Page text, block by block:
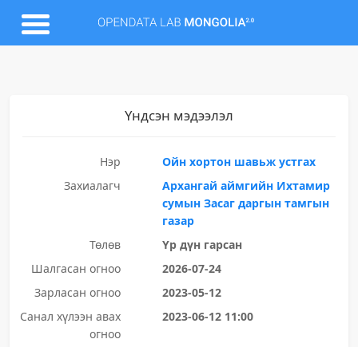
Үндсэн мэдээлэл
Нэр
Ойн хортон шавьж устгах
Захиалагч
Архангай аймгийн Ихтамир
сумын Засаг даргын тамгын
газар
Төлөв
Үр дүн гарсан
Шалгасан огноо
2026-07-24
Зарласан огноо
2023-05-12
Санал хүлээн авах
огноо
2023-06-12 11:00